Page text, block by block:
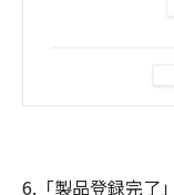
6.「製品登録完了